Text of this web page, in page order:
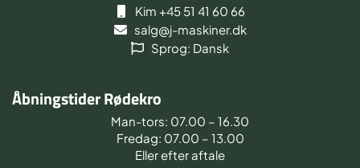
Kim +45 51 41 60 66
salg@j-maskiner.dk
Sprog: Dansk
Åbningstider Rødekro
Man-tors: 07.00 – 16.30
Fredag: 07.00 – 13.00
Eller efter aftale